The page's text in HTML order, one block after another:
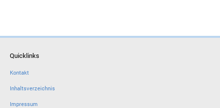
Quicklinks
Kontakt
Inhaltsverzeichnis
Impressum